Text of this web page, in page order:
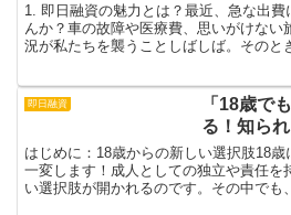
1. 即日融資の魅力とは？最近、急な出
んか？車の故障や医療費、思いがけない
況が私たちを襲うことしばしば。そのと
即日融資
「18歳で
る！知ら
はじめに：18歳からの新しい選択肢18
一変します！成人としての独立や責任を
い選択肢が開かれるのです。その中でも